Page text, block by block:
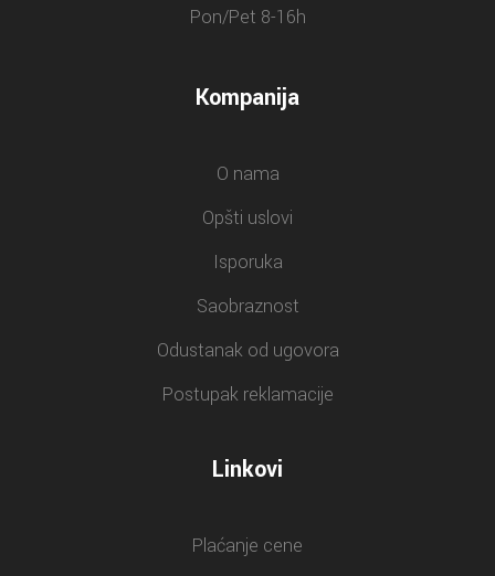
Pon/Pet 8-16h
Kompanija
O nama
Opšti uslovi
Isporuka
Saobraznost
Odustanak od ugovora
Postupak reklamacije
Linkovi
Plaćanje cene